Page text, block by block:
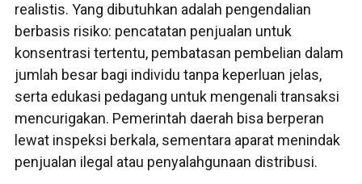
realistis. Yang dibutuhkan adalah pengendalian
berbasis risiko: pencatatan penjualan untuk
konsentrasi tertentu, pembatasan pembelian dalam
jumlah besar bagi individu tanpa keperluan jelas,
serta edukasi pedagang untuk mengenali transaksi
mencurigakan. Pemerintah daerah bisa berperan
lewat inspeksi berkala, sementara aparat menindak
penjualan ilegal atau penyalahgunaan distribusi.